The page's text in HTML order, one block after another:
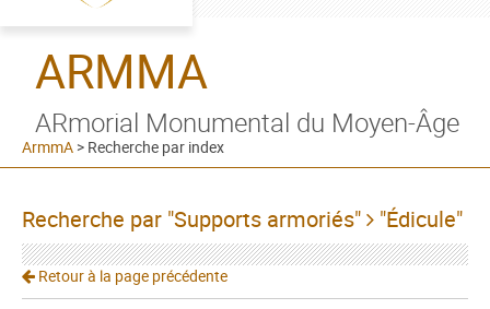
ARMMA
ARmorial Monumental du Moyen-Âge
ArmmA > Recherche par index
Recherche par "Supports armoriés" "Édicule"
Retour à la page précédente